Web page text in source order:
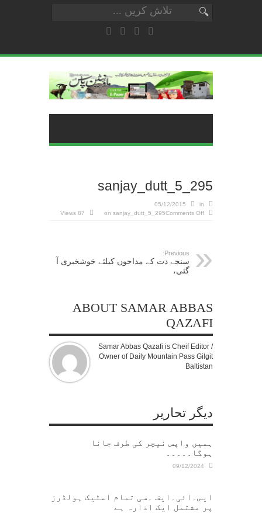
sanjay_dutt_5_295
in
05/12/2015
Comments Off
on sanjay_dutt_5_295
87 Views
Previous:
سنجے دت کے مداحوں کیلئے خوشخبری آ
گئی،
ABOUT SAMAR ABBAS
QAZAFI
Samar Abbas Qazafi is Cheif Editor /
Owner of Daily Mountain Pass Gilgit
Baltistan
دیگر تحاریر
ہمیں واپس نیچر کی طرف جانا
ہوگا۔۔۔۔۔
09/12/2024
ایس۔ائی۔ایف ۔سی تمام اسٹیک ہولڈرز
پر مشتمل ایک ادارہ ہے